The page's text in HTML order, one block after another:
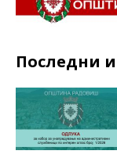
Последни